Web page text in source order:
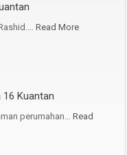
Read More
16 Kuantan
perumahan… Read